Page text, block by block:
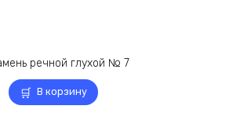
В корзину